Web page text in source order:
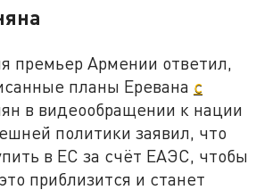
премьер Армении ответил,
планы Еревана с
в видеообращении к нации
политики заявил, что
в ЕС за счёт ЕАЭС, чтобы
приблизится и станет